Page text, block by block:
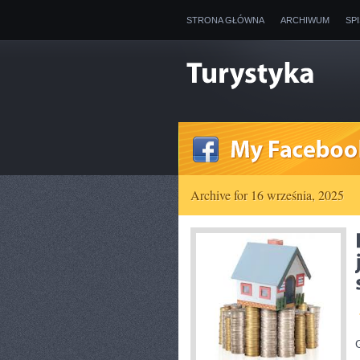
STRONA GŁÓWNA ARCHIWUM
Archive for 16 września, 2025